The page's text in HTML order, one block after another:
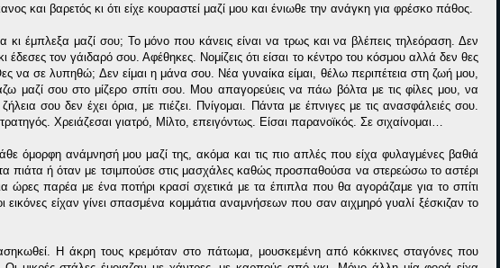
και βαρετός κι ότι είχε κουραστεί μαζί μου και ένιωθε την ανάγκη για φρέσκο πάθος.
έμπλεξα μαζί σου; Το μόνο που κάνεις είναι να τρως και να βλέπεις τηλεόραση. Δεν
έδεσες τον γάιδαρό σου. Αφέθηκες. Νομίζεις ότι είσαι το κέντρο του κόσμου αλλά δεν θες
να σε λυπηθώ; Δεν είμαι η μάνα σου. Νέα γυναίκα είμαι, θέλω περιπέτεια στη ζωή μου,
σου στο μίζερο σπίτι σου. Μου απαγορεύεις να πάω βόλτα με τις φίλες μου, να
σου δεν έχει όρια, με πιέζει. Πνίγομαι. Πάντα με έπνιγες με τις ανασφάλειές σου.
Χρειάζεσαι γιατρό, Μίλτο, επειγόντως. Είσαι παρανοϊκός. Σε σιχαίνομαι…
όμορφη ανάμνησή μου μαζί της, ακόμα και τις πιο απλές που είχα φυλαγμένες βαθιά
πιάτα ή όταν με τσιμπούσε στις μασχάλες καθώς προσπαθούσα να στερεώσω το αστέρι
ώρες παρέα με ένα ποτήρι κρασί σχετικά με τα έπιπλα που θα αγοράζαμε για το σπίτι
εικόνες είχαν γίνει σπασμένα κομμάτια αναμνήσεων που σαν αιχμηρό γυαλί ξέσκιζαν το
Η άκρη τους κρεμόταν στο πάτωμα, μουσκεμένη από κόκκινες σταγόνες που